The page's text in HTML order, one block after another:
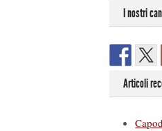
I nostri
Articoli